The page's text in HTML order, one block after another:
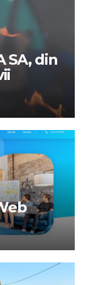
SA, din
tău